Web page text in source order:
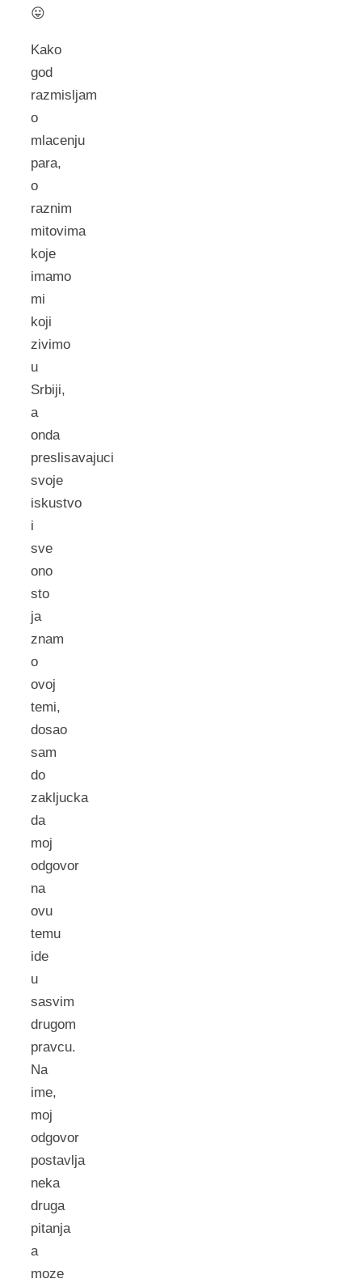
😛
Kako
god
razmisljam
o
mlacenju
para,
o
raznim
mitovima
koje
imamo
mi
koji
zivimo
u
Srbiji,
a
onda
preslisavajuci
svoje
iskustvo
i
sve
ono
sto
ja
znam
o
ovoj
temi,
dosao
sam
do
zakljucka
da
moj
odgovor
na
ovu
temu
ide
u
sasvim
drugom
pravcu.
Na
ime,
moj
odgovor
postavlja
neka
druga
pitanja
a
moze